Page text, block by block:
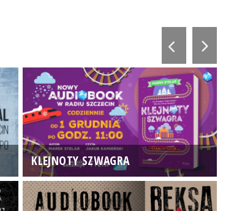
KLEJNOTY SZWAGRA